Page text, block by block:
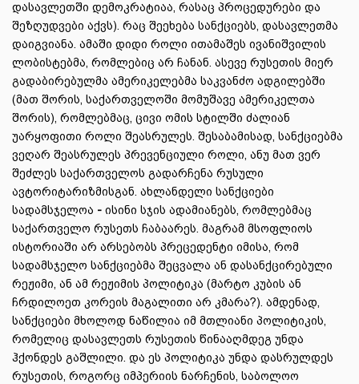
დასავლეთში დემოკრატიაა, რასაც პროცედურები და
შეზღუდვები აქვს). რაც შეეხება სანქციებს, დასავლეთმა
დაიგვიანა. ამაში დიდი როლი ითამაშეს ივანიშვილის
ლობისტებმა, რომლებიც არ ჩანან. ასევე რუსეთის მიერ
გადაბირებულმა ამერიკელებმა საკვანძო ადგილებში
(მათ შორის, საქართველოში მომუშავე ამერიკელთა
შორის), რომლებმაც, ცივი ომის სტილში ძალიან
უარყოფითი როლი შეასრულეს. შესაბამისად, სანქციებმა
ვეღარ შეასრულეს პრევენციული როლი, ანუ მათ ვერ
შეძლეს საქართველოს გადარჩენა რუსული
ავტორიტარიზმისგან. ახლანდელი სანქციები
სადამსჯელოა - ისინი სჯის ადამიანებს, რომლებმაც
საქართველო რუსეთს ჩაბაარეს. მაგრამ მსოფლიოს
ისტორიაში არ არსებობს პრეცედენტი იმისა, რომ
სადამსჯელო სანქციებმა შეცვალა ან დასანქცირებული
რეჟიმი, ან ამ რეჟიმის პოლიტიკა (მარტო კუბის ან
ჩრდილოეთ კორეის მაგალითი არ კმარა?). ამდენად,
სანქციები მხოლოდ ნაწილია იმ მთლიანი პოლიტიკის,
რომელიც დასავლეთს რუსეთის წინააღმდეგ უნდა
ჰქონდეს გაშლილი. და ეს პოლიტიკა უნდა დასრულდეს
რუსეთის, როგორც იმპერიის ნარჩენის, საბოლოო